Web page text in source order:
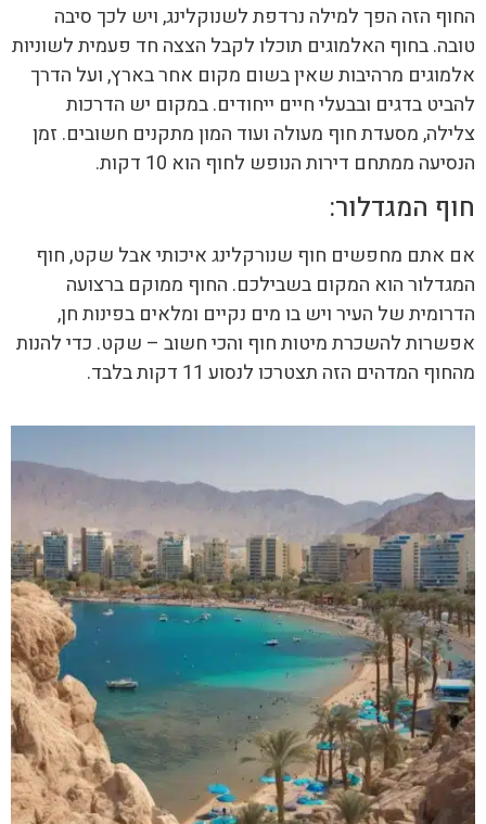
החוף הזה הפך למילה נרדפת לשנוקלינג, ויש לכך סיבה
טובה. בחוף האלמוגים תוכלו לקבל הצצה חד פעמית לשוניות
אלמוגים מרהיבות שאין בשום מקום אחר בארץ, ועל הדרך
להביט בדגים ובבעלי חיים ייחודים. במקום יש הדרכות
צלילה, מסעדת חוף מעולה ועוד המון מתקנים חשובים. זמן
הנסיעה ממתחם דירות הנופש לחוף הוא 10 דקות.
חוף המגדלור:
אם אתם מחפשים חוף שנורקלינג איכותי אבל שקט, חוף
המגדלור הוא המקום בשבילכם. החוף ממוקם ברצועה
הדרומית של העיר ויש בו מים נקיים ומלאים בפינות חן,
אפשרות להשכרת מיטות חוף והכי חשוב – שקט. כדי להנות
מהחוף המדהים הזה תצטרכו לנסוע 11 דקות בלבד.